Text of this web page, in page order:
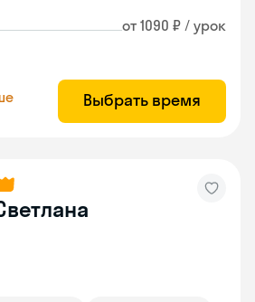
от 1090 ₽ / урок
Выбрать время